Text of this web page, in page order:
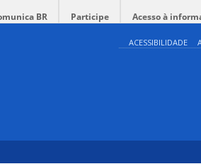
BR Participe Acesso à
ACESSIBILIDADE